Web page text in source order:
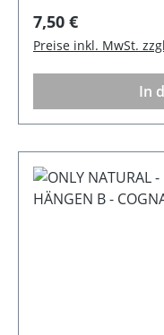
Regulärer Preis:
7,50 €
Preise inkl. MwSt.
In